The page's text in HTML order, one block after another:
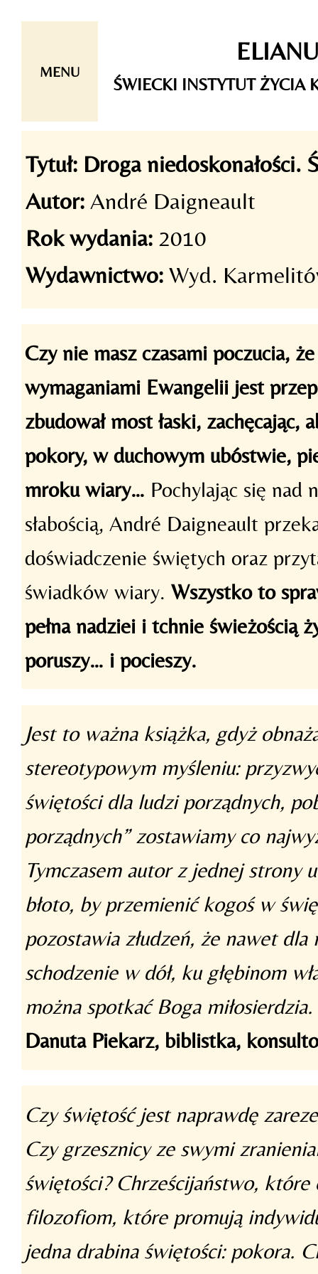
ŚWIECKI INSTYTUT ŻYCIA
MENU
Tytuł: Droga niedoskonałości.
Autor: André Daigneault
Rok wydania: 2010
Wydawnictwo: Wyd.
Czy nie masz czasami poczucia,
wymaganiami Ewangelii jest
zbudował most łaski, zachęcając,
pokory, w duchowym ubóstwie,
mroku wiary… Pochylając się nad
słabością, André Daigneault
doświadczenie świętych oraz
świadków wiary. Wszystko to
pełna nadziei i tchnie świeżością
poruszy… i pocieszy.
Jest to ważna książka, gdyż
stereotypowym myśleniu:
świętości dla ludzi porządnych,
porządnych” zostawiamy co
Tymczasem autor z jednej strony
błoto, by przemienić kogoś w
pozostawia złudzeń, że nawet
schodzenie w dół, ku głębinom
można spotkać Boga miłosierdzia.
Danuta Piekarz, biblistka,
Czy świętość jest naprawdę
Czy grzesznicy ze swymi
świętości? Chrześcijaństwo,
filozofiom, które promują
jedna drabina świętości: pokora.